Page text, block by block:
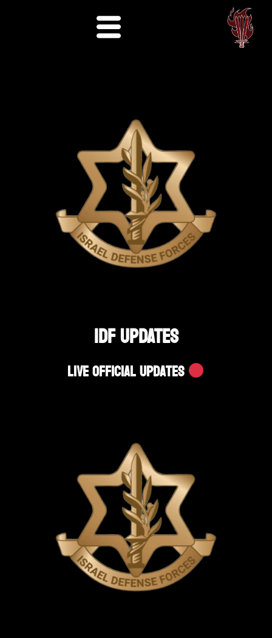
IDF UPDATES
Live Official Updates